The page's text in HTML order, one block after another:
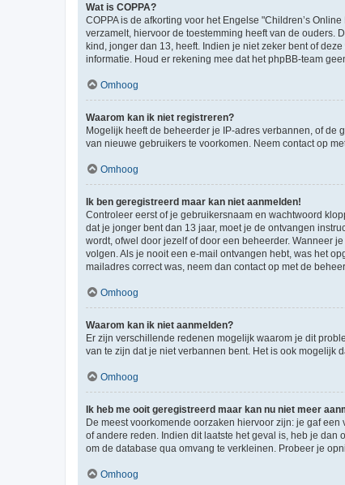
Wat is COPPA?
COPPA is de afkorting voor het Engelse "Children’s
verzamelt, hiervoor de toestemming heeft van de ouders.
kind, jonger dan 13, heeft. Indien je niet zeker bent of
informatie. Houd er rekening mee dat het phpBB-team
Omhoog
Waarom kan ik niet registreren?
Mogelijk heeft de beheerder je IP-adres verbannen, of de
van nieuwe gebruikers te voorkomen. Neem contact op
Omhoog
Ik ben geregistreerd maar kan niet aanmelden!
Controleer eerst of je gebruikersnaam en wachtwoord
dat je jonger bent dan 13 jaar, moet je de ontvangen
wordt, ofwel door jezelf of door een beheerder. Wanneer
volgen. Als je nooit een e-mail ontvangen hebt, was het
mailadres correct was, neem dan contact op met de
Omhoog
Waarom kan ik niet aanmelden?
Er zijn verschillende redenen mogelijk waarom je dit
van te zijn dat je niet verbannen bent. Het is ook mogelijk
Omhoog
Ik heb me ooit geregistreerd maar kan nu niet meer
De meest voorkomende oorzaken hiervoor zijn: je gaf
of andere reden. Indien dit laatste het geval is, heb je
om de database qua omvang te verkleinen. Probeer je
Omhoog